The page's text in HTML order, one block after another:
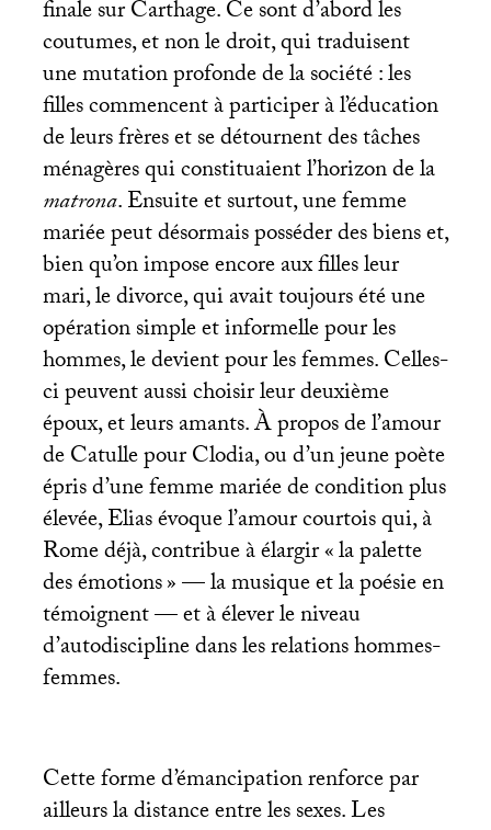
finale sur Carthage. Ce sont d’abord les
coutumes, et non le droit, qui traduisent
une mutation profonde de la société : les
filles commencent à participer à l’éducation
de leurs frères et se détournent des tâches
ménagères qui constituaient l’horizon de la
matrona. Ensuite et surtout, une femme
mariée peut désormais posséder des biens et,
bien qu’on impose encore aux filles leur
mari, le divorce, qui avait toujours été une
opération simple et informelle pour les
hommes, le devient pour les femmes. Celles-
ci peuvent aussi choisir leur deuxième
époux, et leurs amants. À propos de l’amour
de Catulle pour Clodia, ou d’un jeune poète
épris d’une femme mariée de condition plus
élevée, Elias évoque l’amour courtois qui, à
Rome déjà, contribue à élargir «la palette
des émotions» — la musique et la poésie en
témoignent — et à élever le niveau
d’autodiscipline dans les relations hommes-
femmes.
Cette forme d’émancipation renforce par
ailleurs la distance entre les sexes. Les